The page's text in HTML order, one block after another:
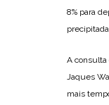
8% para
A consulta
Jaques
mais